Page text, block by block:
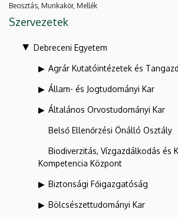
Beosztás, Munkakör, Mellék
Szervezetek
Debreceni Egyetem
Agrár Kutatóintézetek és
Állam- és Jogtudományi Kar
Általános Orvostudományi Kar
Belső Ellenőrzési Önálló Osztály
Biodiverzitás, Vízgazdálkodás és
Kompetencia Központ
Biztonsági Főigazgatóság
Bölcsészettudományi Kar